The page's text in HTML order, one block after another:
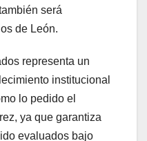
será
de León.
representa un
institucional
lo pedido el
ya que garantiza
evaluados bajo